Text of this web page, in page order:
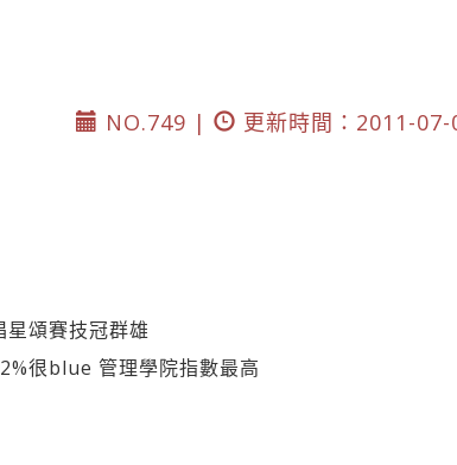
NO.749 |
更新時間：2011-
頌賽技冠群雄
很blue 管理學院指數最高